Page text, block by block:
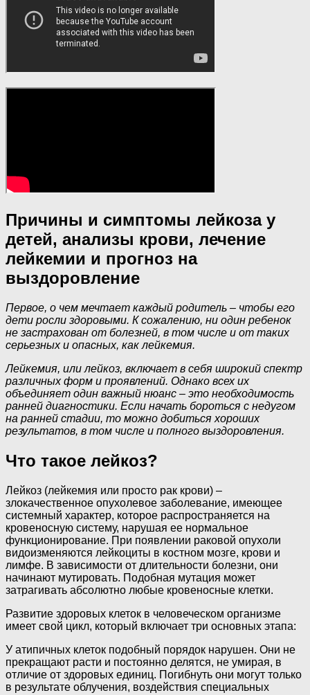
Причины и симптомы лейкоза у
детей, анализы крови, лечение
лейкемии и прогноз на
выздоровление
Первое, о чем мечтает каждый родитель – чтобы его
дети росли здоровыми. К сожалению, ни один ребенок
не застрахован от болезней, в том числе и от таких
серьезных и опасных, как лейкемия.
Лейкемия, или лейкоз, включает в себя широкий спектр
различных форм и проявлений. Однако всех их
объединяет один важный нюанс – это необходимость
ранней диагностики. Если начать бороться с недугом
на ранней стадии, то можно добиться хороших
результатов, в том числе и полного выздоровления.
Что такое лейкоз?
Лейкоз (лейкемия или просто рак крови) –
злокачественное опухолевое заболевание, имеющее
системный характер, которое распространяется на
кровеносную систему, нарушая ее нормальное
функционирование. При появлении раковой опухоли
видоизменяются лейкоциты в костном мозге, крови и
лимфе. В зависимости от длительности болезни, они
начинают мутировать. Подобная мутация может
затрагивать абсолютно любые кровеносные клетки.
Развитие здоровых клеток в человеческом организме
имеет свой цикл, который включает три основных этапа:
У атипичных клеток подобный порядок нарушен. Они не
прекращают расти и постоянно делятся, не умирая, в
отличие от здоровых единиц. Погибнуть они могут только
в результате облучения, воздействия специальных